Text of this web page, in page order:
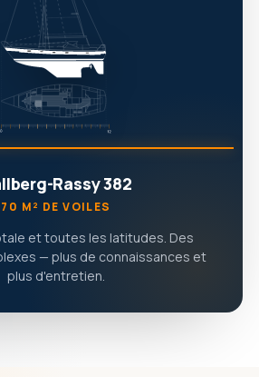
Rassy 382
70 M² DE VOILES
et toutes les latitudes. Des
— plus de connaissances et
plus d'entretien.